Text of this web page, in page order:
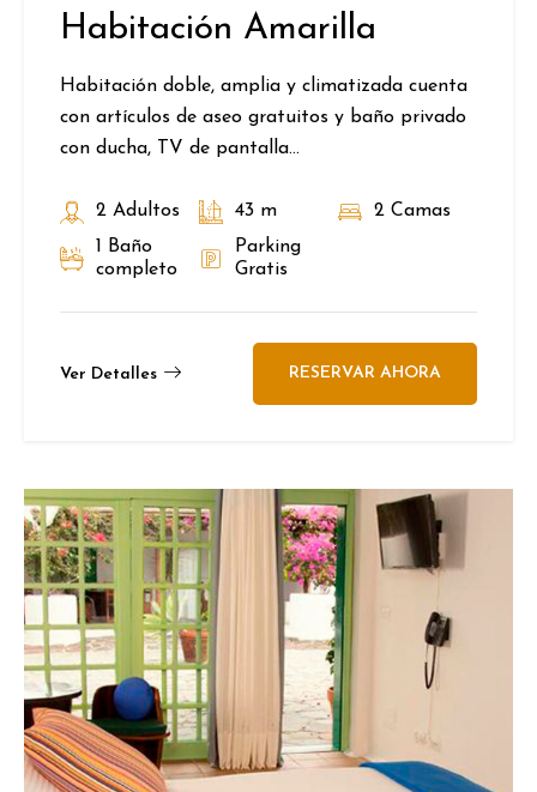
Habitación Amarilla
Habitación doble, amplia y climatizada cuenta
con artículos de aseo gratuitos y baño privado
con ducha, TV de pantalla...
2 Adultos 43 m
2 Camas
1 Baño
completo
Parking
Gratis
Ver Detalles RESERVAR AHORA